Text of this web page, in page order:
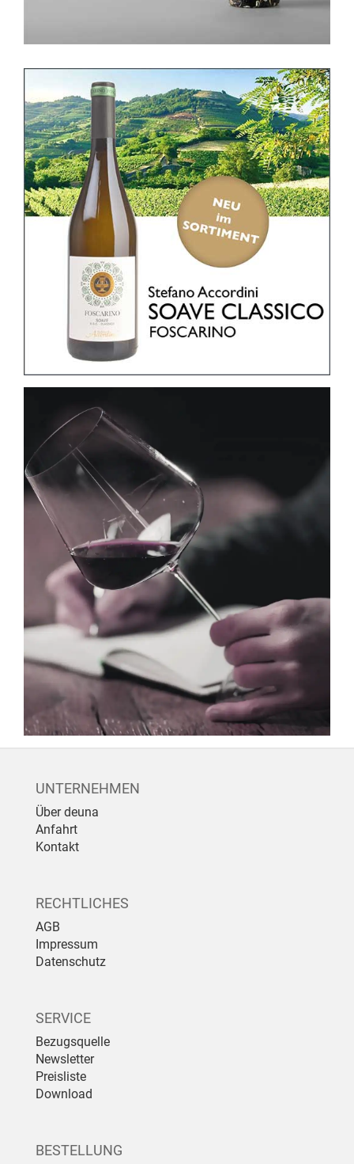
UNTERNEHMEN
Über deuna
Anfahrt
Kontakt
RECHTLICHES
AGB
Impressum
Datenschutz
SERVICE
Bezugsquelle
Newsletter
Preisliste
Download
BESTELLUNG